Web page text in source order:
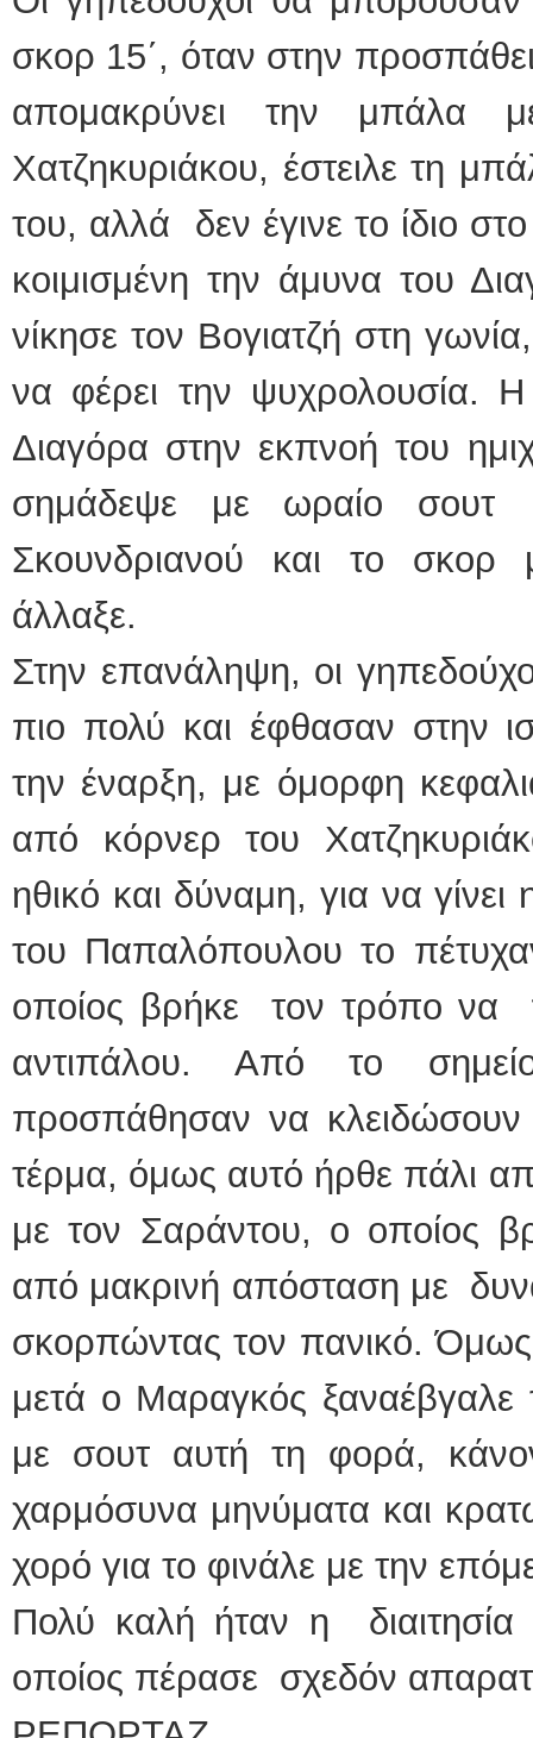
σκορ 15΄, όταν στην
απομακρύνει την
Χατζηκυριάκου, έστειλε τη
του, αλλά δεν έγινε το ίδιο
κοιμισμένη την άμυνα του
νίκησε τον Βογιατζή στη
να φέρει την ψυχρολουσία.
Διαγόρα στην εκπνοή του
σημάδεψε με ωραίο σουτ
Σκουνδριανού και το σκορ
άλλαξε.
Στην επανάληψη, οι
πιο πολύ και έφθασαν στην
την έναρξη, με όμορφη
από κόρνερ του
ηθικό και δύναμη, για να
του Παπαλόπουλου το
οποίος βρήκε τον τρόπο να
αντιπάλου. Από το
προσπάθησαν να κλειδώσουν
τέρμα, όμως αυτό ήρθε πάλι
με τον Σαράντου, ο οποίος
από μακρινή απόσταση με
σκορπώντας τον πανικό.
μετά ο Μαραγκός
με σουτ αυτή τη φορά,
χαρμόσυνα μηνύματα και
χορό για το φινάλε με την
Πολύ καλή ήταν η
οποίος πέρασε σχεδόν